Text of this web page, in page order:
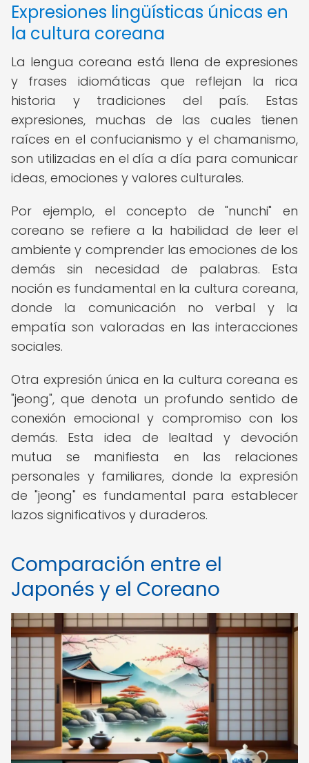
Expresiones lingüísticas únicas en
la cultura coreana
La lengua coreana está llena de expresiones
y frases idiomáticas que reflejan la rica
historia y tradiciones del país. Estas
expresiones, muchas de las cuales tienen
raíces en el confucianismo y el chamanismo,
son utilizadas en el día a día para comunicar
ideas, emociones y valores culturales.
Por ejemplo, el concepto de "nunchi" en
coreano se refiere a la habilidad de leer el
ambiente y comprender las emociones de los
demás sin necesidad de palabras. Esta
noción es fundamental en la cultura coreana,
donde la comunicación no verbal y la
empatía son valoradas en las interacciones
sociales.
Otra expresión única en la cultura coreana es
"jeong", que denota un profundo sentido de
conexión emocional y compromiso con los
demás. Esta idea de lealtad y devoción
mutua se manifiesta en las relaciones
personales y familiares, donde la expresión
de "jeong" es fundamental para establecer
lazos significativos y duraderos.
Comparación entre el
Japonés y el Coreano